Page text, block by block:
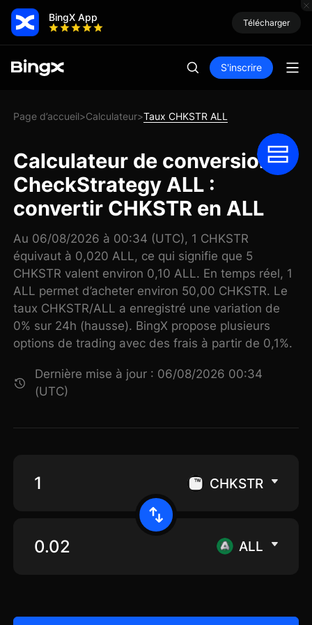
BingX App Télécharger
S'inscrire
Page d’accueil>Calculateur>Taux CHKSTR ALL
Calculateur de conversion
CheckStrategy ALL :
convertir CHKSTR en ALL
Au 06/08/2026 à 00:34 (UTC), 1 CHKSTR
équivaut à 0,020 ALL, ce qui signifie que 5
CHKSTR valent environ 0,10 ALL. En temps réel, 1
ALL permet d’acheter environ 50,00 CHKSTR. Le
taux CHKSTR/ALL a enregistré une variation de
0% sur 24h (hausse). BingX propose plusieurs
options de trading avec des frais à partir de 0,1%.
Dernière mise à jour : 06/08/2026 00:34
(UTC)
CHKSTR
ALL